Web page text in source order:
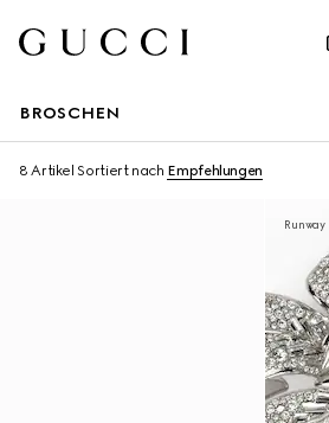
BROSCHEN
8 Artikel Sortiert nach Empfehlungen
Runway